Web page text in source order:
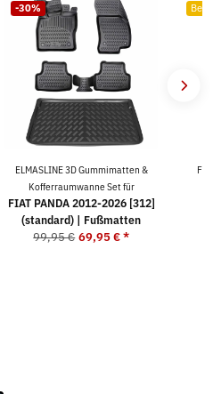
-30%
ELMASLINE 3D Gummimatten &
Kofferraumwanne Set für
FIAT PANDA 2012-2026 [312]
(standard) | Fußmatten
99,95 € 69,95 €*